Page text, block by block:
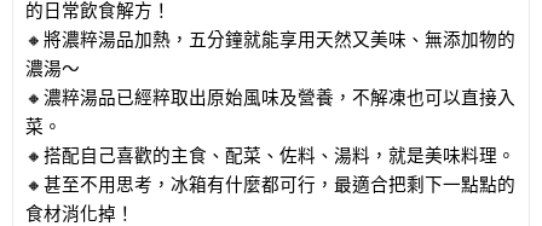
的日常飲食解方！
🔸將濃粹湯品加熱，五分鐘就能享用天然又美味、無添加物的
濃湯～
🔸濃粹湯品已經粹取出原始風味及營養，不解凍也可以直接入
菜。
🔸搭配自己喜歡的主食、配菜、佐料、湯料，就是美味料理。
🔸甚至不用思考，冰箱有什麼都可行，最適合把剩下一點點的
食材消化掉！